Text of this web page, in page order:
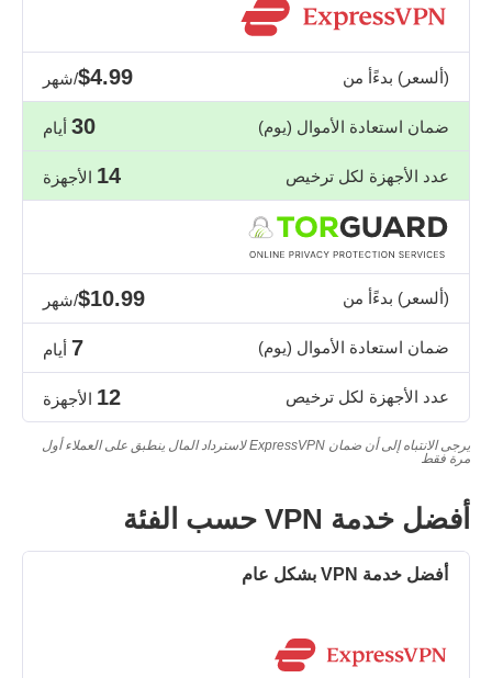
(ألسعر) بدءًأ من $4.99/شهر
ضمان استعادة الأموال (يوم) 30 أيام
عدد الأجهزة لكل ترخيص 14 الأجهزة
(ألسعر) بدءًأ من $10.99/شهر
ضمان استعادة الأموال (يوم) 7 أيام
عدد الأجهزة لكل ترخيص 12 الأجهزة
يرجى الانتباه إلى أن ضمان ExpressVPN لاسترداد المال ينطبق على العملاء أول
مرة فقط
أفضل خدمة VPN حسب الفئة
أفضل خدمة VPN بشكل عام